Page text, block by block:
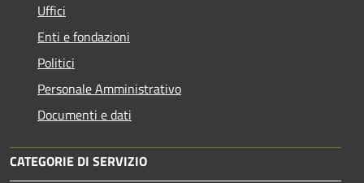
Uffici
Enti e fondazioni
Politici
Personale Amministrativo
Documenti e dati
CATEGORIE DI SERVIZIO